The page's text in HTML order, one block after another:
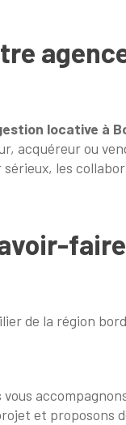
locative à
acquéreur ou
les
de la région
et proposons